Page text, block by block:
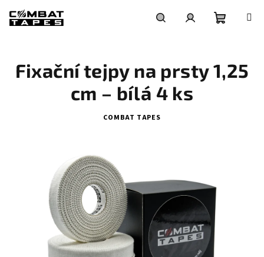
obsah
košík
Fixační tejpy na prsty 1,25
cm – bílá 4 ks
COMBAT TAPES